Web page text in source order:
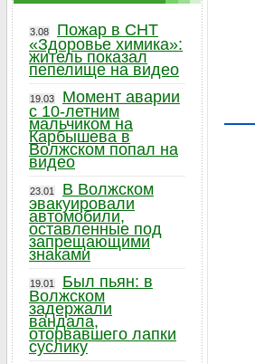
3.08
Пожар в СНТ
«Здоровье химика»:
житель показал
пепелище на видео
19.03
Момент аварии
с 10-летним
мальчиком на
Карбышева в
Волжском попал на
видео
23.01
В Волжском
эвакуировали
автомобили,
оставленные под
запрещающими
знаками
19.01
Был пьян: в
Волжском
задержали
вандала,
оторвавшего лапки
суслику